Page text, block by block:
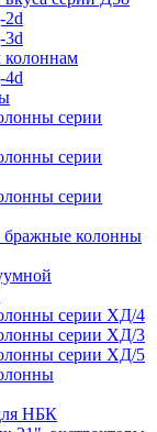
2d
3d
4d
серии
серии
серии
колонны
серии ХД/4
серии ХД/3
серии ХД/5
НБК